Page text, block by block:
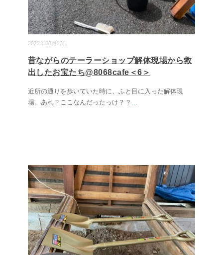
2022年08月23日
昔ながらのテーラーショップ解体現場から救
出したお宝たち@8068cafe＜6＞
近所の通りを歩いていた時に、ふと目に入った解体現
場。あれ？ここなんだったっけ？？